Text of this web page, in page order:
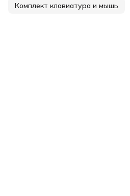
Комплект клавиатура и мышь